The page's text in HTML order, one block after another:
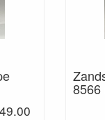
8566